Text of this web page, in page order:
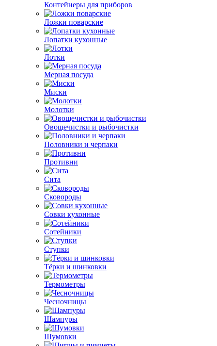
Контейнеры для приборов
Ложки поварские
Лопатки кухонные
Лотки
Мерная посуда
Миски
Молотки
Овощечистки и рыбочистки
Половники и черпаки
Противни
Сита
Сковороды
Совки кухонные
Сотейники
Ступки
Тёрки и шинковки
Термометры
Чесночницы
Шампуры
Шумовки